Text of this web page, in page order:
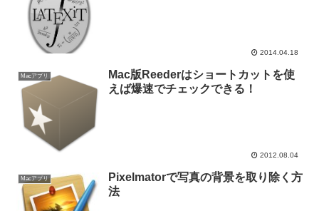
2014.04.18
Macアプリ
Mac版Reederはショートカットを使
えば爆速でチェックできる！
2012.08.04
Macアプリ
Pixelmatorで写真の背景を取り除く方
法